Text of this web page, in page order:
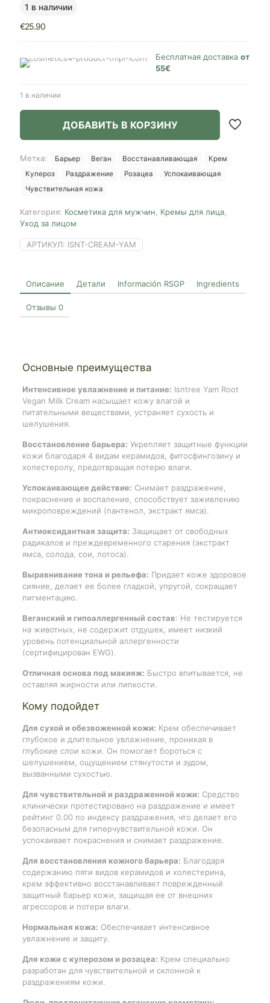
Описание Детали Información RSGP Ingredients
Отзывы 0
Основные преимущества
Интенсивное увлажнение и питание: Isntree Yam Root
Vegan Milk Cream насыщает кожу влагой и
питательными веществами, устраняет сухость и
шелушения.
Восстановление барьера: Укрепляет защитные функции
кожи благодаря 4 видам керамидов, фитосфингозину и
холестеролу, предотвращая потерю влаги.
Успокаивающее действие: Снимает раздражение,
покраснение и воспаление, способствует заживлению
микроповреждений (пантенол, экстракт ямса).
Антиоксидантная защита: Защищает от свободных
радикалов и преждевременного старения (экстракт
ямса, солода, сои, лотоса).
Выравнивание тона и рельефа: Придает коже здоровое
сияние, делает ее более гладкой, упругой, сокращает
пигментацию.
Веганский и гипоаллергенный состав: Не тестируется
на животных, не содержит отдушек, имеет низкий
уровень потенциальной аллергенности
(сертифицирован EWG).
Отличная основа под макияж: Быстро впитывается, не
оставляя жирности или липкости.
Кому подойдет
Для сухой и обезвоженной кожи: Крем обеспечивает
глубокое и длительное увлажнение, проникая в
глубокие слои кожи. Он помогает бороться с
шелушением, ощущением стянутости и зудом,
вызванными сухостью.
Для чувствительной и раздраженной кожи: Средство
клинически протестировано на раздражение и имеет
рейтинг 0.00 по индексу раздражения, что делает его
безопасным для гиперчувствительной кожи. Он
успокаивает покраснения и снимает раздражение.
Для восстановления кожного барьера: Благодаря
содержанию пяти видов керамидов и холестерина,
крем эффективно восстанавливает поврежденный
защитный барьер кожи, защищая ее от внешних
агрессоров и потери влаги.
Нормальная кожа: Обеспечивает интенсивное
увлажнение и защиту.
Для кожи с куперозом и розацеа: Крем специально
разработан для чувствительной и склонной к
раздражениям кожи.
1 в наличии
€25.90
Бесплатная доставка от
55€
1 в наличии
ДОБАВИТЬ В КОРЗИНУ
Метка: Барьер Веган Восстанавливающая
Крем
Купероз
Раздражение Розацеа
Успокаивающая
Чувствительная кожа
Категория: Косметика для мужчин Кремы для лица
Уход за лицом
АРТИКУЛ: ISNT-CREAM-YAM